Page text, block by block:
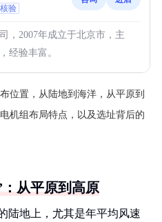
验
，2007年成立于北京市，主
经验丰富。
位置，从陆地到海洋，从平原到
机组布局特点，以及选址背后的
从平原到高原
陆地上，尤其是年平均风速